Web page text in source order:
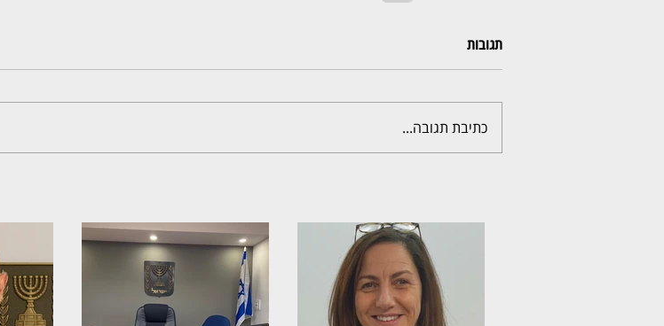
תגובות
כתיבת תגובה...